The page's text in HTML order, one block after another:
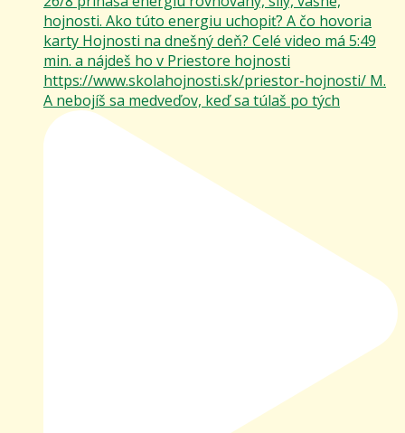
A nebojíš sa medveďov, keď sa túlaš po tých